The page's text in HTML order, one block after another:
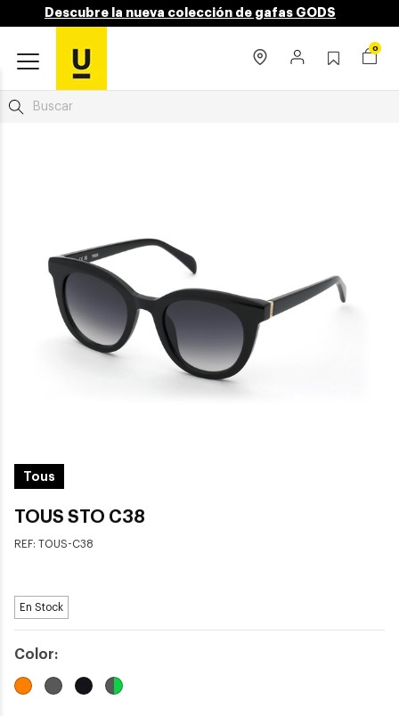
Descubre la nueva colección de gafas GODS
0
Tous
TOUS STO C38
REF: TOUS-C38
En Stock
Color: